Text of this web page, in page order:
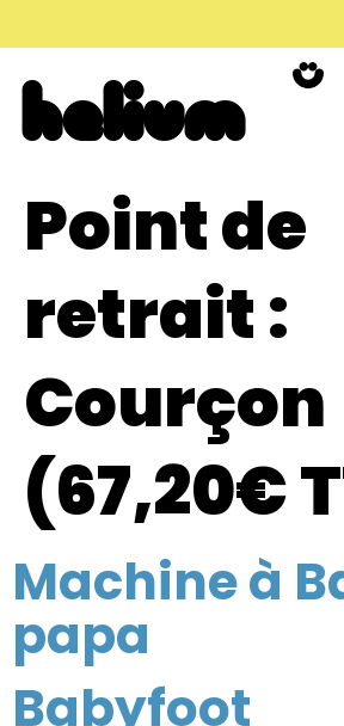
Point de
retrait :
Courçon
(67,20€
Machine à
papa
Babyfoot